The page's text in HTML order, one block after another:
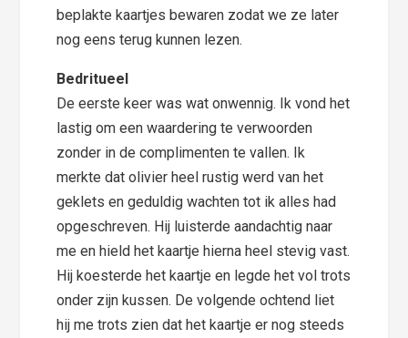
beplakte kaartjes bewaren zodat we ze later
nog eens terug kunnen lezen.
Bedritueel
De eerste keer was wat onwennig. Ik vond het
lastig om een waardering te verwoorden
zonder in de complimenten te vallen. Ik
merkte dat olivier heel rustig werd van het
geklets en geduldig wachten tot ik alles had
opgeschreven. Hij luisterde aandachtig naar
me en hield het kaartje hierna heel stevig vast.
Hij koesterde het kaartje en legde het vol trots
onder zijn kussen. De volgende ochtend liet
hij me trots zien dat het kaartje er nog steeds